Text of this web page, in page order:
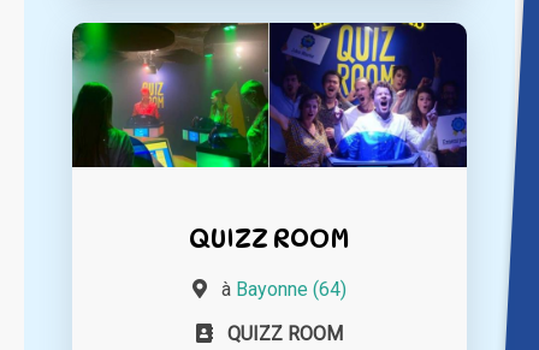
QUIZZ ROOM
à Bayonne (64)
QUIZZ ROOM